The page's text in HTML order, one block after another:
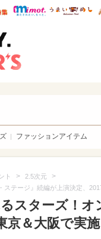
ウレぴあ総研 ディズ
mimot.
ファッションアイテム
ト > 2.5次元 >
ステージ』続編が上演決定、
スターズ！オ
京＆大阪で実施